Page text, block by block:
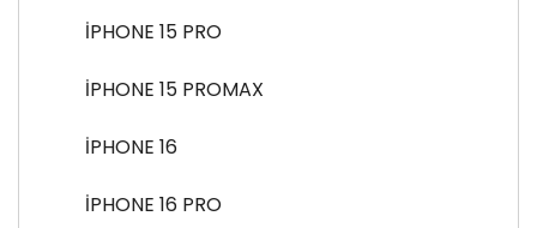
İPHONE 15 PRO
İPHONE 15 PROMAX
İPHONE 16
İPHONE 16 PRO